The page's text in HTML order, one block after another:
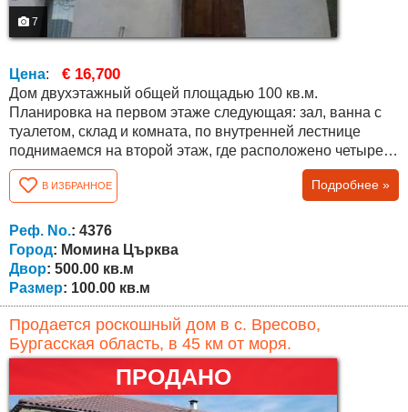
7
Цена: € 16,700
Дом двухэтажный общей площадью 100 кв.м.
Планировка на первом этаже следующая: зал, ванна с
туалетом, склад и комната, по внутренней лестнице
поднимаемся на второй этаж, где расположено четыре
комнаты. Крыша полностью отремонтирована 3-4 года
назад, оконные рамы заменены, но не везде, наружные
стены шпаклеваны и др. Площадь двора составляет 500
кв.м . Из дома открывается прекрасный вид.
Расположение: Деревне Момина Цырква...
В ИЗБРАННОЕ Подробнее »
Реф. No.: 4376
Город: Момина Църква
Двор: 500.00 кв.м
Размер: 100.00 кв.м
Продается роскошный дом в с. Вресово,
Бургасская область, в 45 км от моря.
ПРОДАНО